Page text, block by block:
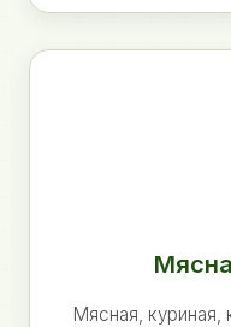
Мясная, куриная,